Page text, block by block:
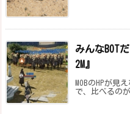
みんなBOT
2M』
MOBのHPが見
で、比べるの